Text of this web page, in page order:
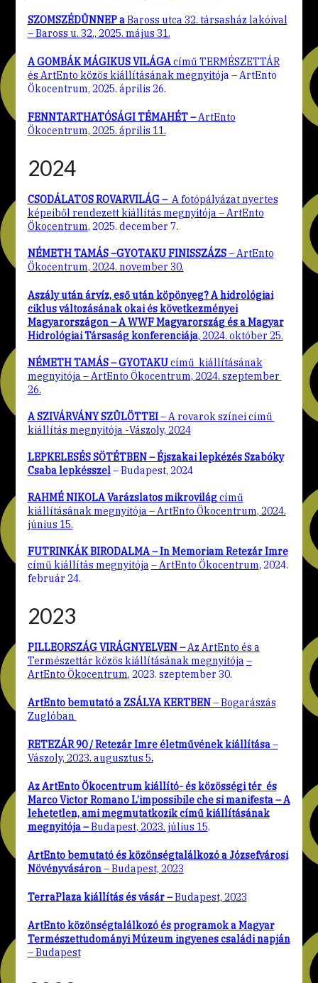
SZOMSZÉDÜNNEP aBaross utca 32. társasház lakóival
– Baross u. 32., 2025. május 31.
A GOMBÁK MÁGIKUS VILÁGAcímű TERMÉSZETTÁR
és ArtEnto közös kiállításának megnyitója – ArtEnto
Ökocentrum, 2025. április 26.
FENNTARTHATÓSÁGI TÉMAHÉT –ArtEnto
Ökocentrum, 2025. április 11.
2024
CSODÁLATOS ROVARVILÁG – A fotópályázat nyertes
képeiből rendezett kiállítás megnyitója – ArtEnto
Ökocentrum, 2025. december 7.
NÉMETH TAMÁS –GYOTAKUFINISSZÁZS– ArtEnto
Ökocentrum, 2024. november 30.
Aszály után árvíz, eső után köpönyeg? A hidrológiai
ciklus változásának okai és következményei
Magyarországon – A WWF Magyarország és a Magyar
Hidrológiai Társaság konferenciája, 2024. október 25.
NÉMETH TAMÁS – GYOTAKUcímű kiállításának
megnyitója – ArtEnto Ökocentrum, 2024. szeptember
26.
A SZIVÁRVÁNY SZÜLÖTTEI– A rovarok színei című
kiállítás megnyitója -Vászoly, 2024
LEPKELESÉS SÖTÉTBEN – Éjszakai lepkézés Szabóky
Csaba lepkésszel– Budapest, 2024
RAHMÉ NIKOLA Varázslatos mikrovilágcímű
kiállításának megnyitója – ArtEnto Ökocentrum, 2024.
június 15.
FUTRINKÁK BIRODALMA – In Memoriam Retezár Imre
című kiállítás megnyitója – ArtEnto Ökocentrum, 2024.
február 24.
2023
PILLEORSZÁG VIRÁGNYELVEN –Az ArtEnto és a
Természettár közös kiállításának megnyitója –
ArtEnto Ökocentrum, 2023. szeptember 30.
ArtEnto bemutató aZSÁLYA KERTBEN– Bogarászás
Zuglóban
RETEZÁR 90 /Retezár Imre életművének kiállítása–
Vászoly, 2023. augusztus 5.
Az ArtEnto Ökocentrum kiállító- és közösségi tér és
Marco Victor Romano L’impossibile che si manifesta – A
lehetetlen, ami megmutatkozik című kiállításának
megnyitója –Budapest, 2023. július 15.
ArtEnto bemutató és közönségtalálkozó a Józsefvárosi
Növényvásáron– Budapest, 2023
TerraPlaza kiállítás és vásár –Budapest, 2023
ArtEnto közönségtalálkozó és programok a Magyar
Természettudományi Múzeum ingyenes családi napján
– Budapest